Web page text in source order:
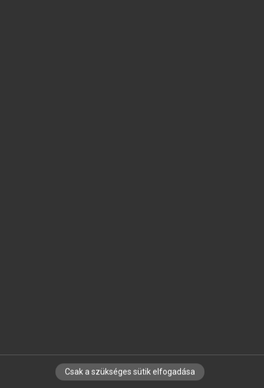
IRATKOZZ FEL HÍRLEVELÜNKRE!
Csak a szükséges sütik elfogadása